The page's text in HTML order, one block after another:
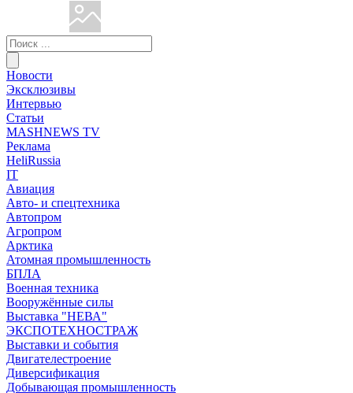
Новости
Эксклюзивы
Интервью
Статьи
MASHNEWS TV
Реклама
HeliRussia
IT
Авиация
Авто- и спецтехника
Автопром
Агропром
Арктика
Атомная промышленность
БПЛА
Военная техника
Вооружённые силы
Выставка "НЕВА"
ЭКСПОТЕХНОСТРАЖ
Выставки и события
Двигателестроение
Диверсификация
Добывающая промышленность